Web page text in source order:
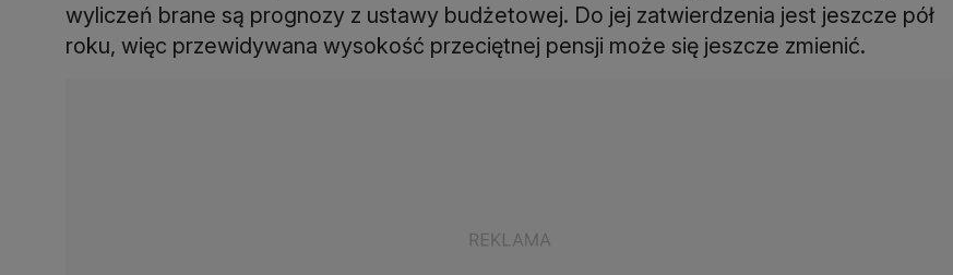
wyliczeń brane są prognozy z ustawy budżetowej. Do jej zatwierdzenia jest jeszcze pół
roku, więc przewidywana wysokość przeciętnej pensji może się jeszcze zmienić.